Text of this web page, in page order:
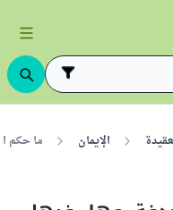
الإيمان ما حكم